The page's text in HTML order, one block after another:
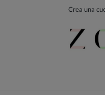
Crea una